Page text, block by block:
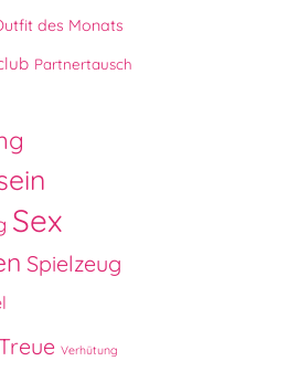
des Monats
Partnertausch
Sex
Spielzeug
Verhütung